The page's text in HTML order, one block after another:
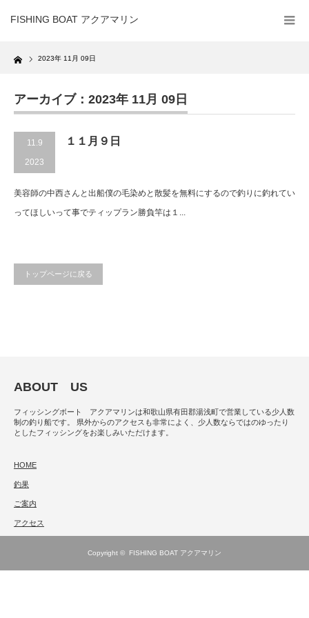
FISHING BOAT アクアマリン
Home 2023年 11月 09日
アーカイブ：2023年 11月 09日
11.9
2023
１１月９日
美容師の中西さんと出船僕の毛染めと散髪を無料にするので釣りに釣れてい
ってほしいって事でティップラン勝負竿は１...
トップページに戻る
ABOUT US
フィッシングボート アクアマリンは和歌山県有田郡湯浅町で営業している少人数
制の釣り船です。 県外からのアクセスも非常によく、少人数ならではのゆったり
としたフィッシングをお楽しみいただけます。
HOME
釣果
ご案内
アクセス
Copyright © FISHING BOAT アクアマリン